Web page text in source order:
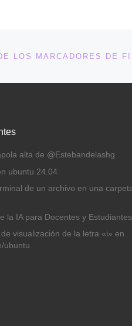
LOS MARCADORES DE
alta de @Estebandelashg
ubuntu 24.04
de un archivo en una
la IA para Docentes y Estudiantes
visualización de la letra «i» en
ubuntu